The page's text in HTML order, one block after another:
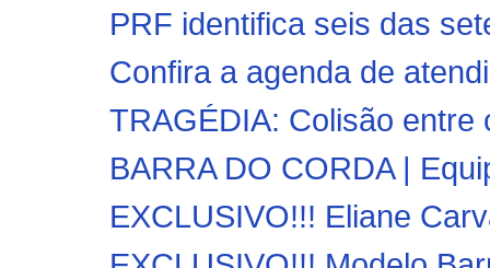
PRF identifica seis das
Confira a agenda de
TRAGÉDIA: Colisão entre
BARRA DO CORDA |
EXCLUSIVO!!! Eliane